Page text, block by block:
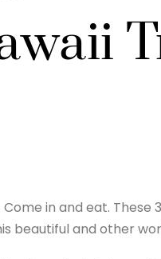
in and eat. These
beautiful and other